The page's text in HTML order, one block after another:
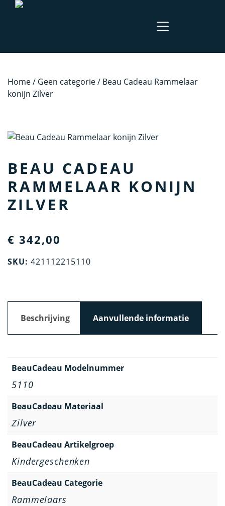
Home/ Geen categorie/ Beau Cadeau Rammelaar
konijn Zilver
BEAU CADEAU
RAMMELAAR KONIJN
ZILVER
€ 342,00
SKU: 421112215110
Beschrijving Aanvullende informatie
BeauCadeau Modelnummer
5110
BeauCadeau Materiaal
Zilver
BeauCadeau Artikelgroep
Kindergeschenken
BeauCadeau Categorie
Rammelaars